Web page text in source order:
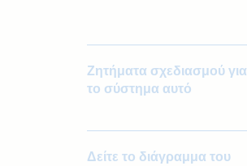
Ζητήματα σχεδιασμού για
το σύστημα αυτό
Δείτε το διάγραμμα του